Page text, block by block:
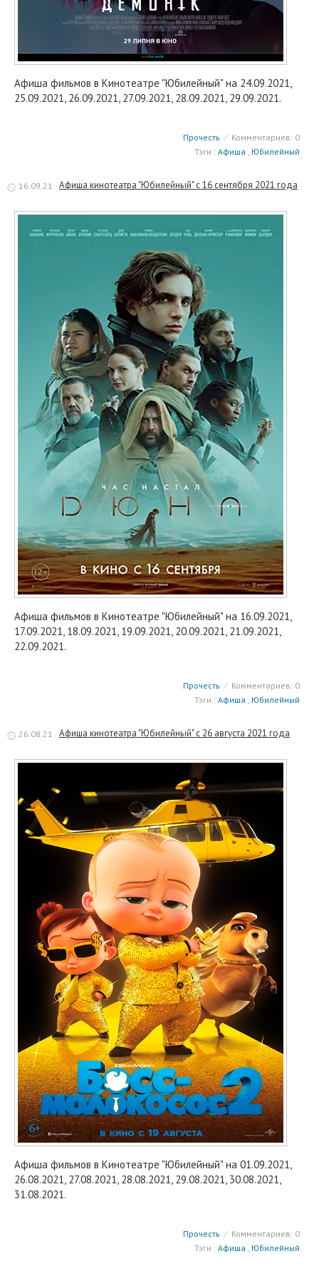
Афиша фильмов в Кинотеатре "Юбилейный" на 24.09.2021,
25.09.2021, 26.09.2021, 27.09.2021, 28.09.2021, 29.09.2021.
Прочесть ⁄ Комментариев: 0
Тэги : Афиша , Юбилейный
16.09.21 Афиша кинотеатра "Юбилейный" c 16 сентября 2021 года
Афиша фильмов в Кинотеатре "Юбилейный" на 16.09.2021,
17.09.2021, 18.09.2021, 19.09.2021, 20.09.2021, 21.09.2021,
22.09.2021.
Прочесть ⁄ Комментариев: 0
Тэги : Афиша , Юбилейный
26.08.21 Афиша кинотеатра "Юбилейный" c 26 августа 2021 года
Афиша фильмов в Кинотеатре "Юбилейный" на 01.09.2021,
26.08.2021, 27.08.2021, 28.08.2021, 29.08.2021, 30.08.2021,
31.08.2021.
Прочесть ⁄ Комментариев: 0
Тэги : Афиша , Юбилейный